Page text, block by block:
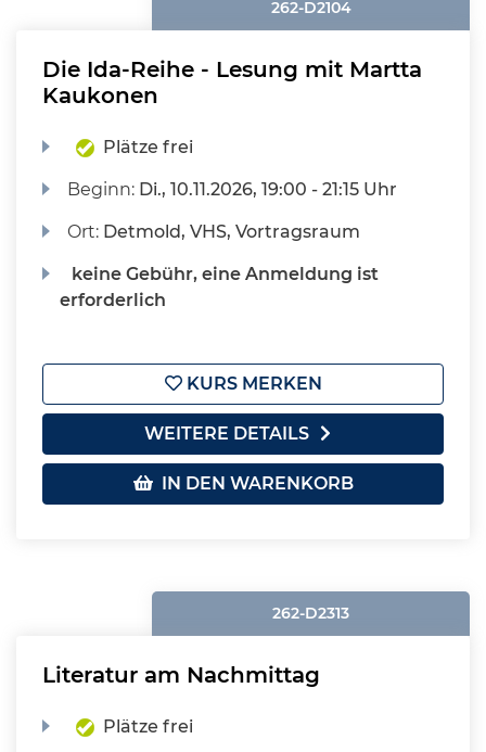
262-D2104
Die Ida-Reihe - Lesung mit Martta
Kaukonen
Plätze frei
Beginn: Di., 10.11.2026, 19:00 - 21:15 Uhr
Ort: Detmold, VHS, Vortragsraum
keine Gebühr, eine Anmeldung ist
erforderlich
KURS MERKEN
WEITERE DETAILS
IN DEN WARENKORB
262-D2313
Literatur am Nachmittag
Plätze frei